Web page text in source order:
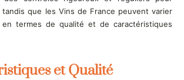
que les Vins de France peuvent varier
en termes de qualité et de caractéristiques
et Qualité